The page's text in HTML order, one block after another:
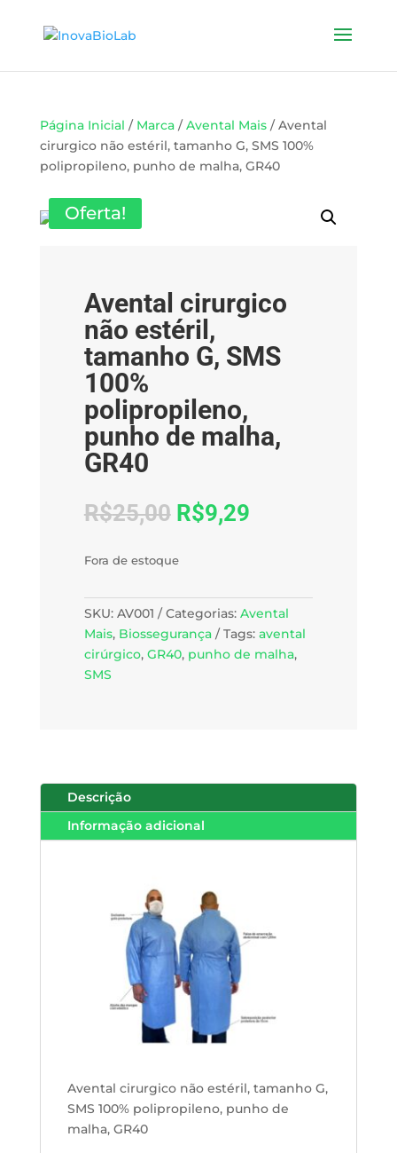
Página Inicial / Marca/Avental Mais/ Avental
cirurgico não estéril, tamanho G, SMS 100%
polipropileno, punho de malha, GR40
Oferta!
Avental cirurgico
não estéril,
tamanho G, SMS
100%
polipropileno,
punho de malha,
GR40
R$25,00 R$9,29
Fora de estoque
SKU: AV001 Categorias: Avental
Mais, Biossegurança Tags: avental
cirúrgico, GR40, punho de malha,
SMS
Descrição
Informação adicional
Avental cirurgico não estéril, tamanho G,
SMS 100% polipropileno, punho de
malha, GR40